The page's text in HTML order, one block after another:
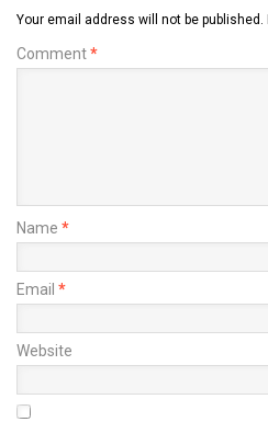
Your email address will not be published.
Comment*
Name *
Email *
Website